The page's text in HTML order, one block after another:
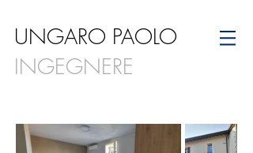
UNGARO PAOLO
INGEGNERE